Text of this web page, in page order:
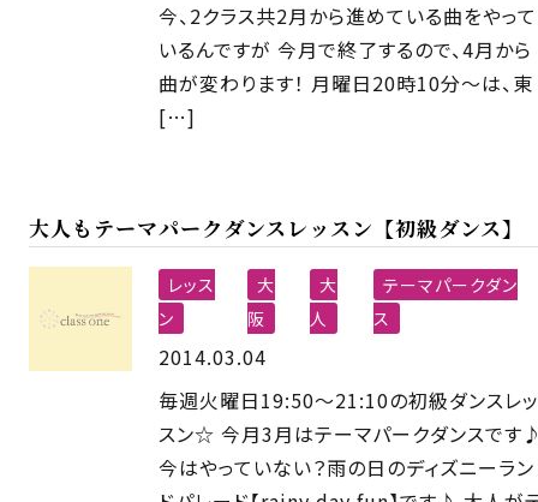
今、2クラス共2月から進めている曲をやって
いるんですが 今月で終了するので、4月から
曲が変わります！ 月曜日20時10分〜は、東
[…]
大人もテーマパークダンスレッスン【初級ダンス】
レッス
ン
大
阪
大
人
テーマパークダン
ス
2014.03.04
毎週火曜日19:50〜21:10の初級ダンスレッ
スン☆ 今月3月はテーマパークダンスです
今はやっていない？雨の日のディズニーラン